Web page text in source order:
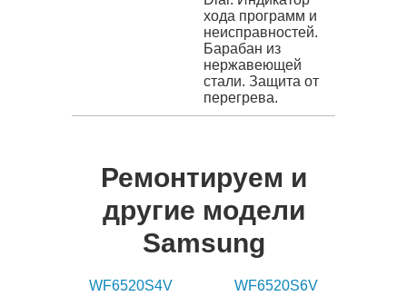
хода программ и
неисправностей.
Барабан из
нержавеющей
стали. Защита от
перегрева.
Ремонтируем и
другие модели
Samsung
WF6520S4V
WF6520S6V